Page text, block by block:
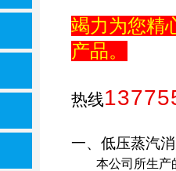
竭力为您精
产品。
热线
一、低压蒸汽
本公司所生产